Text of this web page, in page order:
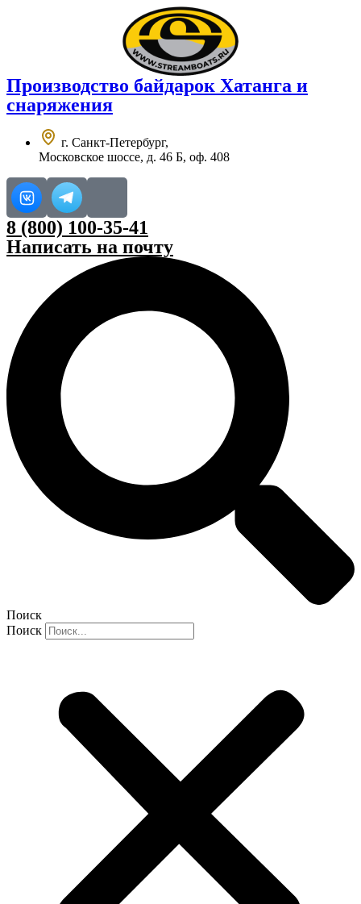
Производство байдарок Хатанга и
снаряжения
г. Санкт-Петербург,
Московское шоссе, д. 46 Б, оф. 408
8 (800) 100-35-41
Написать на почту
Поиск
Поиск